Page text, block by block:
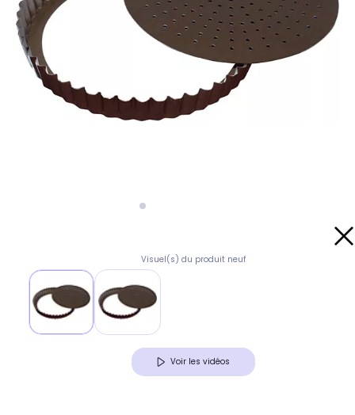
Visuel(s) du produit neuf
Voir les vidéos